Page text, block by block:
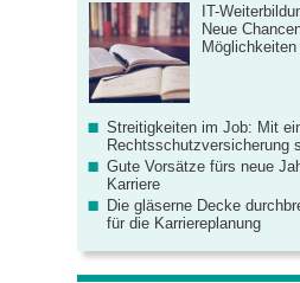
IT-
Neue
Streitigkeiten im Job: Mit
Rechtsschutzversicherung
Gute Vorsätze fürs neue
Karriere
Die gläserne Decke
für die Karriereplanung